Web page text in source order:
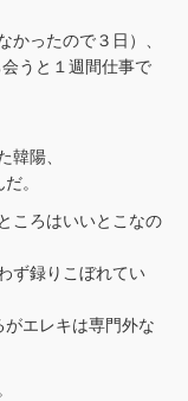
かったので３日）、
うと１週間仕事で
韓陽、
。
ころはいいとこなの
ず録りこぼれてい
エレキは専門外な